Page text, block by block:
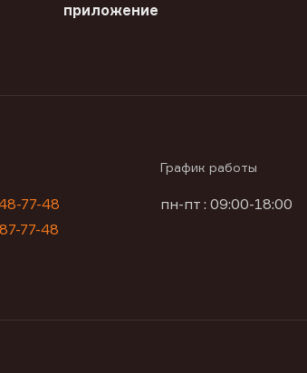
приложение
77-48
77-48
График работы
пн-пт : 09:00-18:00